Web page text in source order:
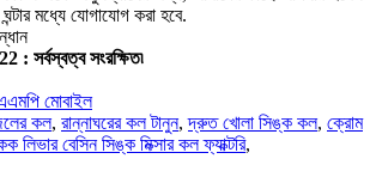
মধ্যে যোগাযোগ করা হবে.
: সর্বস্বত্ব সংরক্ষিত৷
মোবাইল
কল, রান্নাঘরের কল টানুন,দ্রুত খোলা সিঙ্ক কল, ক্রোম
লিভার বেসিন সিঙ্ক মিক্সার কল ফ্যাক্টরি,